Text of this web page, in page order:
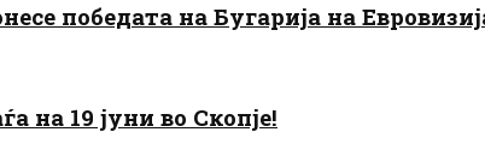
победата на Бугарија на
на 19 јуни во Скопје!